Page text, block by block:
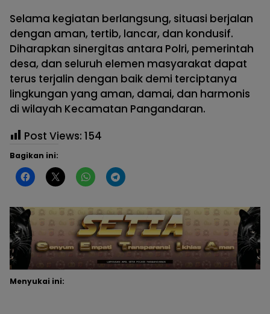
Selama kegiatan berlangsung, situasi berjalan
dengan aman, tertib, lancar, dan kondusif.
Diharapkan sinergitas antara Polri, pemerintah
desa, dan seluruh elemen masyarakat dapat
terus terjalin dengan baik demi terciptanya
lingkungan yang aman, damai, dan harmonis
di wilayah Kecamatan Pangandaran.
Post Views: 154
Bagikan ini:
Menyukai ini: